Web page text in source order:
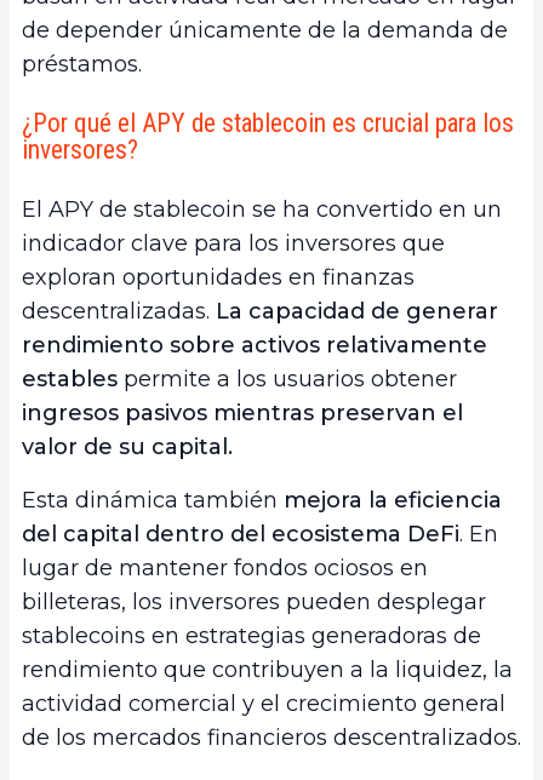
de depender únicamente de la demanda de
préstamos.
¿Por qué el APY de stablecoin es crucial para los
inversores?
El APY de stablecoin se ha convertido en un
indicador clave para los inversores que
exploran oportunidades en finanzas
descentralizadas. La capacidad de generar
rendimiento sobre activos relativamente
estables permite a los usuarios obtener
ingresos pasivos mientras preservan el
valor de su capital.
Esta dinámica también mejora la eficiencia
del capital dentro del ecosistema DeFi. En
lugar de mantener fondos ociosos en
billeteras, los inversores pueden desplegar
stablecoins en estrategias generadoras de
rendimiento que contribuyen a la liquidez, la
actividad comercial y el crecimiento general
de los mercados financieros descentralizados.